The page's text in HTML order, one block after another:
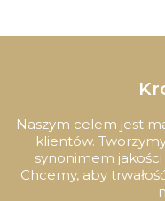
Naszym celem jest
klientów.
synonimem jakości
Chcemy, aby